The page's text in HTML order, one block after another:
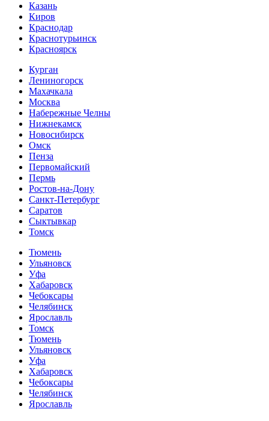
Казань
Киров
Краснодар
Краснотурьинск
Красноярск
Курган
Лениногорск
Махачкала
Москва
Набережные Челны
Нижнекамск
Новосибирск
Омск
Пенза
Первомайский
Пермь
Ростов-на-Дону
Санкт-Петербург
Саратов
Сыктывкар
Томск
Тюмень
Ульяновск
Уфа
Хабаровск
Чебоксары
Челябинск
Ярославль
Томск
Тюмень
Ульяновск
Уфа
Хабаровск
Чебоксары
Челябинск
Ярославль